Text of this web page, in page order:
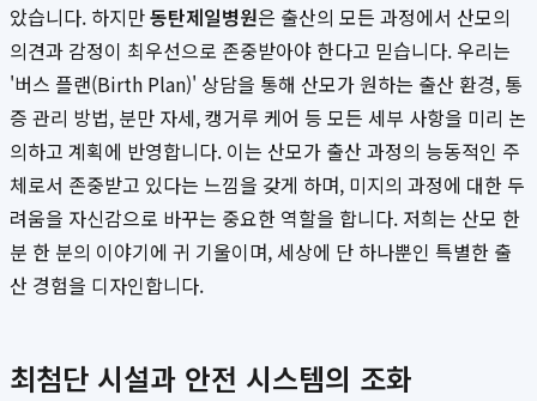
았습니다. 하지만동탄제일병원은 출산의 모든 과정에서 산모의
의견과 감정이 최우선으로 존중받아야 한다고 믿습니다. 우리는
'버스 플랜(Birth Plan)' 상담을 통해 산모가 원하는 출산 환경, 통
증 관리 방법, 분만 자세, 캥거루 케어 등 모든 세부 사항을 미리 논
의하고 계획에 반영합니다. 이는 산모가 출산 과정의 능동적인 주
체로서 존중받고 있다는 느낌을 갖게 하며, 미지의 과정에 대한 두
려움을 자신감으로 바꾸는 중요한 역할을 합니다. 저희는 산모 한
분 한 분의 이야기에 귀 기울이며, 세상에 단 하나뿐인 특별한 출
산 경험을 디자인합니다.
최첨단 시설과 안전 시스템의 조화